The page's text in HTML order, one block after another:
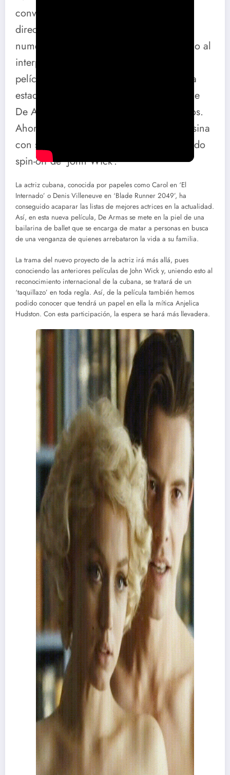
convertido en una actriz deseada por los
directores y la audiencia. Así, tras las
numerosas críticas positivas que ha tenido al
interpretar el papel de Marilyn Monroe -
película estrenada este 2022 y que no ha
estado exenta de polémicas-, la carrera de
De Armas ha dado un giro de 360 grados.
Ahora, la actriz se convertirá en una asesina
con su nuevo rol en ‘Ballerina’, el esperado
spin-off de ‘John Wick’.
La actriz cubana, conocida por papeles como Carol en ‘El
Internado’ o Denis Villeneuve en ‘Blade Runner 2049’, ha
conseguido acaparar las listas de mejores actrices en la actualidad.
Así, en esta nueva película, De Armas se mete en la piel de una
bailarina de ballet que se encarga de matar a personas en busca
de una venganza de quienes arrebataron la vida a su familia.
La trama del nuevo proyecto de la actriz irá más allá, pues
conociendo las anteriores películas de John Wick y, uniendo esto al
reconocimiento internacional de la cubana, se tratará de un
‘taquillazo’ en toda regla. Así, de la película también hemos
podido conocer que tendrá un papel en ella la mítica Anjelica
Hudston. Con esta participación, la espera se hará más llevadera.